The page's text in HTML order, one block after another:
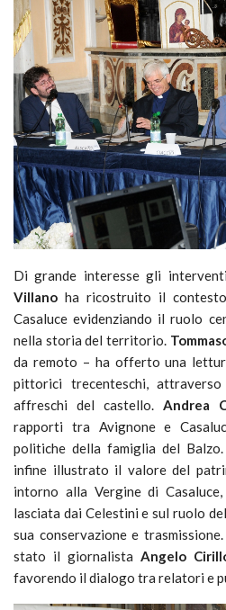
Di grande interesse gli
Villano ha ricostruito il
Casaluce evidenziando il ruolo
nella storia del territorio.
da remoto – ha offerto una
pittorici trecenteschi,
affreschi del castello. Andrea
rapporti tra Avignone e
politiche della famiglia del Balzo.
infine illustrato il valore del
intorno alla Vergine di Casaluce,
lasciata dai Celestini e sul ruolo
sua conservazione e
stato il giornalista Angelo
favorendo il dialogo tra relatori e